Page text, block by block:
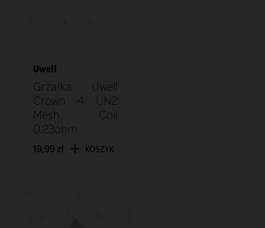
Uwell
Grzałka Uwell
Crown 4 UN2
Mesh Coil
0.23ohm
19,99 zł KOSZYK